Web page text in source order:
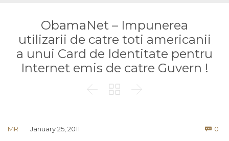
ObamaNet – Impunerea
utilizarii de catre toti americanii
a unui Card de Identitate pentru
Internet emis de catre Guvern !
  
MR January 25, 2011  0